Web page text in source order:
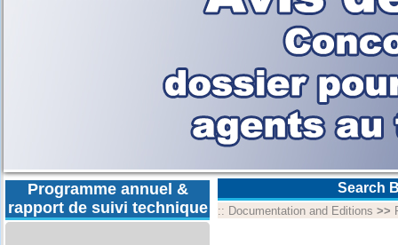
Programme annuel &
rapport de suivi technique
Search
:: Documentation and Editions >>